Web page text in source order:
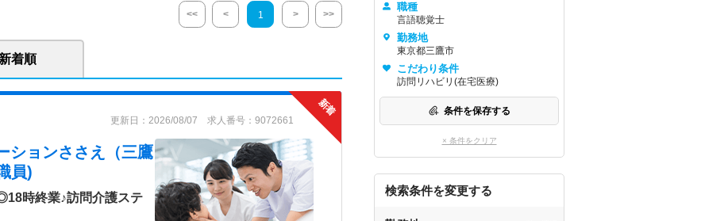
<< < 1 > >>
新着順
更新日：2026/08/07 求人番号：9072661
ションささえ（三鷹
員)
時終業♪訪問介護ステ
職種
言語聴覚士
勤務地
東京都三鷹市
こだわり条件
訪問リハビリ(在宅医療)
条件を保存する
× 条件をクリア
検索条件を変更する